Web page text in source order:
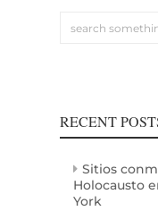
RECENT
Sitios
Holocausto
York